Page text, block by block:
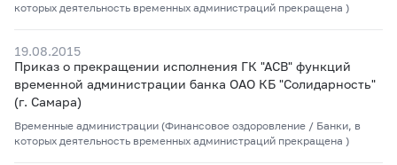
которых деятельность временных администраций прекращена )
19.08.2015
Приказ о прекращении исполнения ГК "АСВ" функций
временной администрации банка ОАО КБ "Солидарность"
(г. Самара)
Временные администрации (Финансовое оздоровление / Банки, в
которых деятельность временных администраций прекращена )